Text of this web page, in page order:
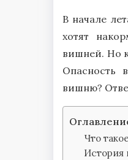
В начале
хотят
вишней. Но
Опасность
вишню?
Что